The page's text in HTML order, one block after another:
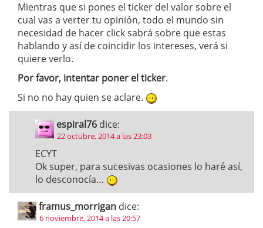
Mientras que si pones el ticker del valor sobre el
cual vas a verter tu opinión, todo el mundo sin
necesidad de hacer click sabrá sobre que estas
hablando y así de coincidir los intereses, verá si
quiere verlo.
Por favor, intentar poner el ticker.
Si no no hay quien se aclare.
espiral76 dice:
22 octubre, 2014 a las 23:03
ECYT
Ok super, para sucesivas ocasiones lo haré así,
lo desconocía…
framus_morrigan dice:
6 noviembre, 2014 a las 20:57